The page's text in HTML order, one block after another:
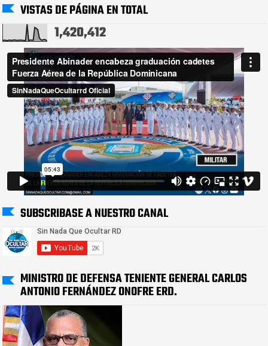
VISTAS DE PÁGINA EN TOTAL
1,420,412
SUBSCRIBASE A NUESTRO CANAL
MINISTRO DE DEFENSA TENIENTE GENERAL CARLOS
ANTONIO FERNÁNDEZ ONOFRE ERD.